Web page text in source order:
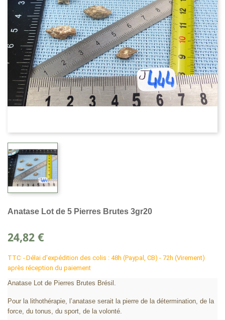
Anatase Lot de 5 Pierres Brutes 3gr20
24,82 €
TTC
Délai d'expédition des colis : 48h (Paypal, CB) - 72h (Virement)
après réception du paiement
Anatase Lot de Pierres Brutes Brésil.
Pour la lithothérapie, l’anatase serait la pierre de la détermination, de la
force, du tonus, du sport, de la volonté.